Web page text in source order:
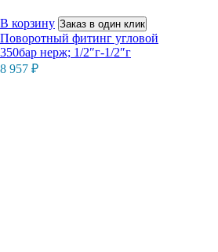
В корзину Заказ в один клик
Поворотный фитинг угловой
350бар нерж; 1/2″г-1/2″г
8 957 ₽